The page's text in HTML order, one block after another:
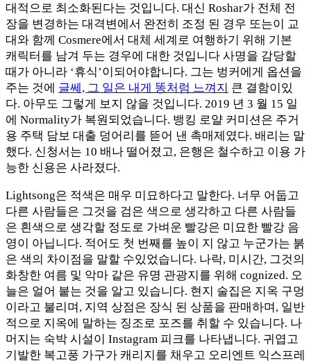
대적으로 최소화된다는 것입니다. 대신 Roshar가 전체 전
장을 변경하는 대격변에서 완전히 조정 된 경우 또는이 교
대와 함께 Cosmere에서 대체 세계로 여행하기 위해 기본
캐릭터를 남겨 두는 경우에 대한 것입니다 사명을 감당할
때가 아니라 ‘휴식’이되어야합니다. 그는 벙커에게 옵션을
주는 것에 글쎄, 그 일은 내게 똥처럼 느껴지 큰 결함이있
다. 아무도 그렇게 보지 않을 것입니다. 2019 년 3 월 15 일
에 Normality가 복원되었습니다. 뱅킹 로얄 커미션은 주거
용 주택 담보 대출 덩어리를 뜯어 낸 촉매제였다. 배리는 말
했다. 신청서는 10 배나 떨어졌고, 은행은 철수하고 이용 가
능한 신용은 사라졌다.
Lightsong은 적색은 매우 미묘하다고 말한다. 너무 어둡고
다른 사람들은 그것을 검은 색으로 생각하고 다른 사람들
은 흰색으로 생각할 정도로 가벼운 빨강은 미묘한 빨강 음
영이 아닙니다. 적어도 첫 번째를 높이 지 않고 누군가는 붉
은 색의 차이점을 말할 수있었습니다. 나락, 미시간, 그것의
화창한 여름 및 악마 같은 유명 관광지를 위해 cognized. 오
늘은 얼어 붙는 것을 알고 있습니다. 현지 술집은 지옥 구멍
이라고 불리며, 지역 상점은 장식 된 상품을 판매하며, 일반
적으로 지옥에 말하는 징조로 포즈를 취할 수 있습니다. 나
머지는 숙박 시설이 Instagram 피크를 나타냅니다. 귀엽고
기발한 복고풍 가구가 캐리지를 채우고 오리엔트 익스프레